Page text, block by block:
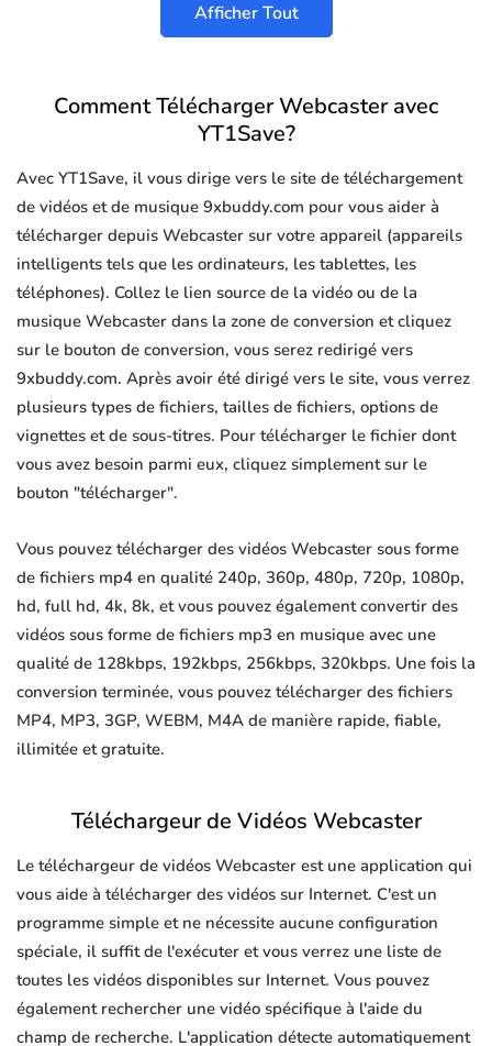
Afficher Tout
Comment Télécharger Webcaster avec
YT1Save?
Avec YT1Save, il vous dirige vers le site de téléchargement
de vidéos et de musique 9xbuddy.com pour vous aider à
télécharger depuis Webcaster sur votre appareil (appareils
intelligents tels que les ordinateurs, les tablettes, les
téléphones). Collez le lien source de la vidéo ou de la
musique Webcaster dans la zone de conversion et cliquez
sur le bouton de conversion, vous serez redirigé vers
9xbuddy.com. Après avoir été dirigé vers le site, vous verrez
plusieurs types de fichiers, tailles de fichiers, options de
vignettes et de sous-titres. Pour télécharger le fichier dont
vous avez besoin parmi eux, cliquez simplement sur le
bouton "télécharger".
Vous pouvez télécharger des vidéos Webcaster sous forme
de fichiers mp4 en qualité 240p, 360p, 480p, 720p, 1080p,
hd, full hd, 4k, 8k, et vous pouvez également convertir des
vidéos sous forme de fichiers mp3 en musique avec une
qualité de 128kbps, 192kbps, 256kbps, 320kbps. Une fois la
conversion terminée, vous pouvez télécharger des fichiers
MP4, MP3, 3GP, WEBM, M4A de manière rapide, fiable,
illimitée et gratuite.
Téléchargeur de Vidéos Webcaster
Le téléchargeur de vidéos Webcaster est une application qui
vous aide à télécharger des vidéos sur Internet. C'est un
programme simple et ne nécessite aucune configuration
spéciale, il suffit de l'exécuter et vous verrez une liste de
toutes les vidéos disponibles sur Internet. Vous pouvez
également rechercher une vidéo spécifique à l'aide du
champ de recherche. L'application détecte automatiquement